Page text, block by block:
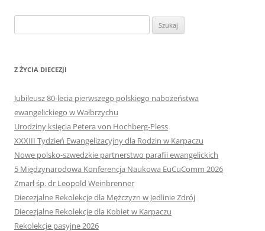
Szukaj:
Z ŻYCIA DIECEZJI
Jubileusz 80-lecia pierwszego polskiego nabożeństwa
ewangelickiego w Wałbrzychu
Urodziny księcia Petera von Hochberg-Pless
XXXIII Tydzień Ewangelizacyjny dla Rodzin w Karpaczu
Nowe polsko-szwedzkie partnerstwo parafii ewangelickich
5 Międzynarodowa Konferencja Naukowa EuCuComm 2026
Zmarł śp. dr Leopold Weinbrenner
Diecezjalne Rekolekcje dla Mężczyzn w Jedlinie Zdrój
Diecezjalne Rekolekcje dla Kobiet w Karpaczu
Rekolekcje pasyjne 2026